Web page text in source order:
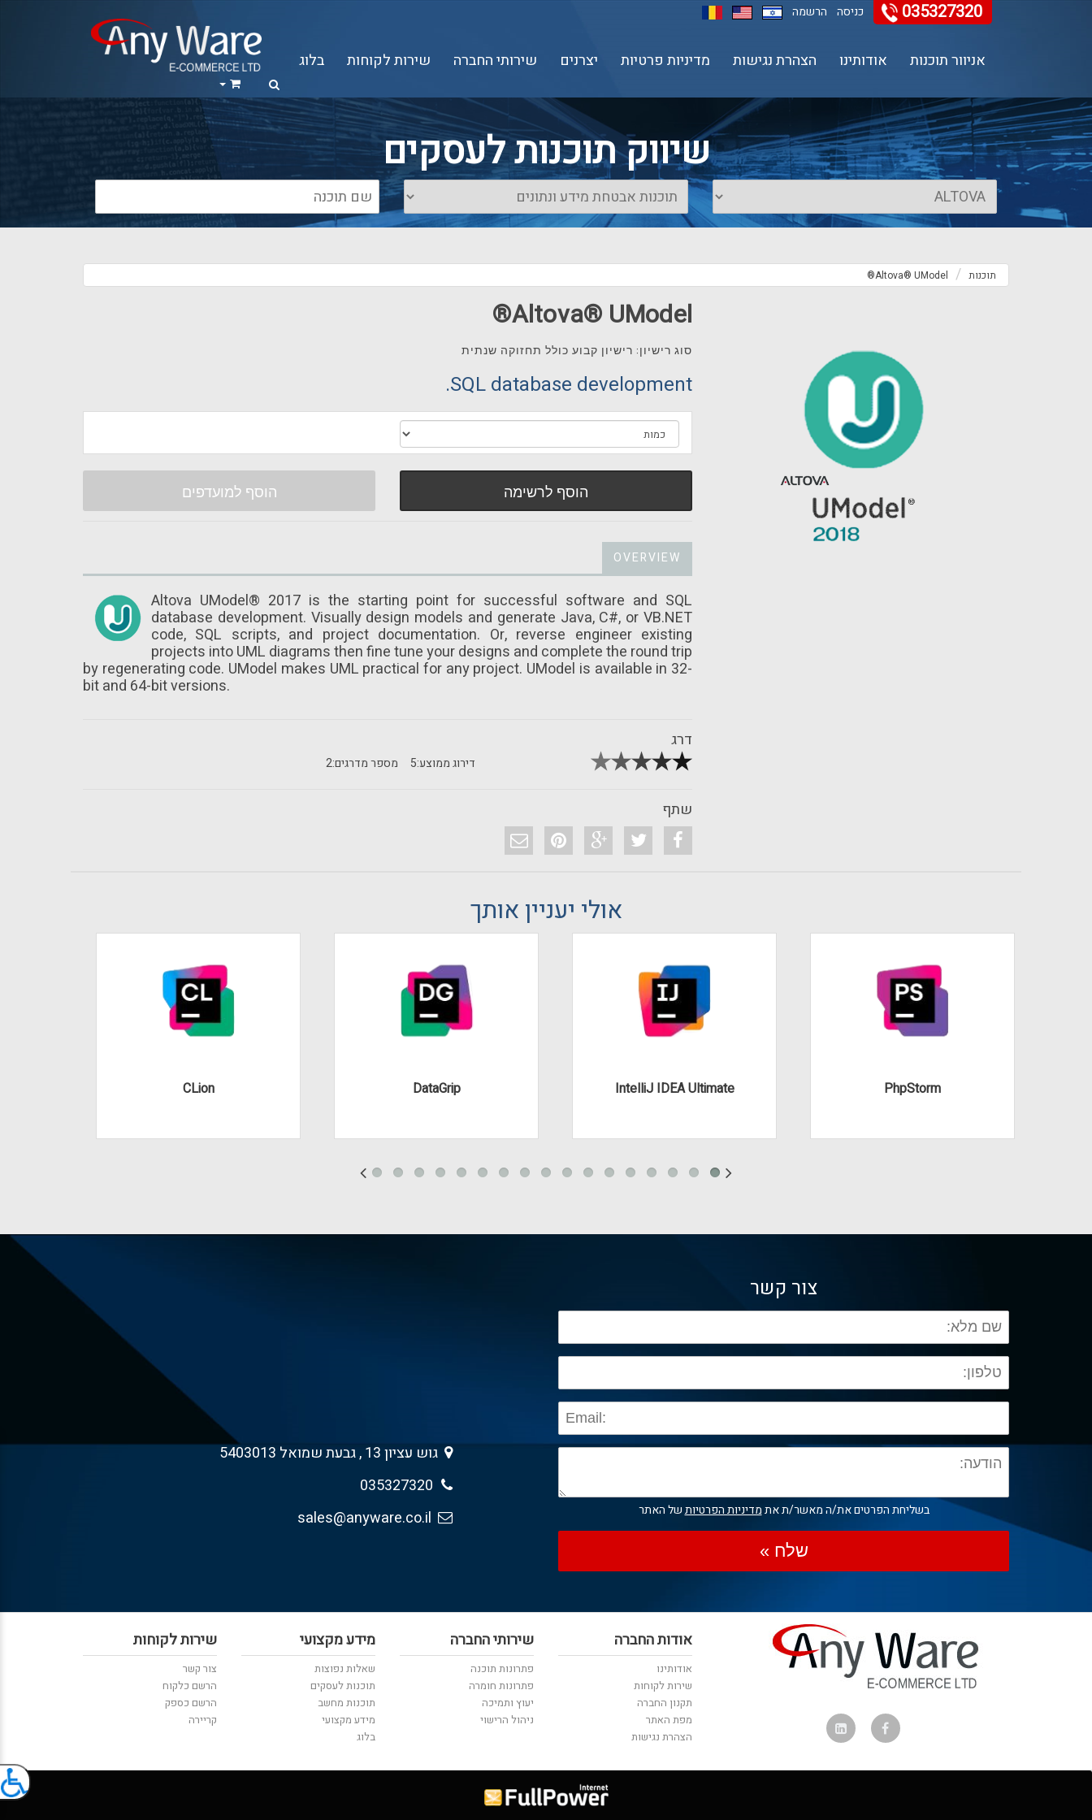
035327320 כניסה הרשמה
אניוור תוכנות אודותינו הצהרת נגישות מדיניות פרטיות יצרנים שירותי החברה שירות לקוחות בלוג
שיווק תוכנות לעסקים
תוכנות Altova® UModel®
Altova® UModel®
סוג רישיון: רישיון קבוע כולל תחזוקה שנתית
SQL database development.
הוסף לרשימה הוסף למועדפים
OVERVIEW
Altova UModel® 2017 is the starting point for successful software and SQL
database development. Visually design models and generate Java, C#, or VB.NET
code, SQL scripts, and project documentation. Or, reverse engineer existing
projects into UML diagrams then fine tune your designs and complete the round trip
by regenerating code. UModel makes UML practical for any project. UModel is available in 32-
bit and 64-bit versions.
דרג
מספר מדרגים:2 דירוג ממוצע:5
שתף
אולי יעניין אותך
CLion DataGrip IntelliJ IDEA Ultimate PhpStorm
צור קשר
בשליחת הפרטים את/ה מאשר/ת אתמדיניות הפרטיותשל האתר
שלח »
גוש עציון 13 , גבעת שמואל 5403013
035327320
אודות החברה
אודותינו
שירות לקוחות
תקנון החברה
מפת האתר
הצהרת נגישות
שירותי החברה
פתרונות תוכנה
פתרונות חומרה
יעוץ ותמיכה
ניהול הרישוי
מידע מקצועי
שאלות נפוצות
תוכנות לעסקים
תוכנות מחשב
מידע מקצועי
בלוג
שירות לקוחות
צור קשר
הרשם כלקוח
הרשם כספק
קריירה